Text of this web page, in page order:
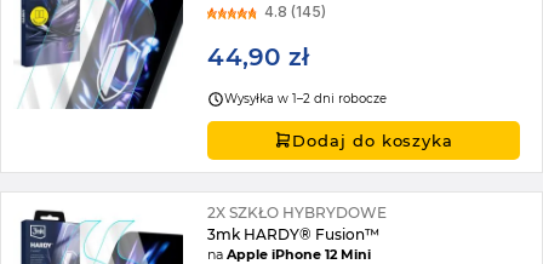
4.8 (145)
44,90 zł
Wysyłka w 1–2 dni robocze
Dodaj do koszyka
2X SZKŁO HYBRYDOWE
3mk HARDY® Fusion™
naApple iPhone 12 Mini